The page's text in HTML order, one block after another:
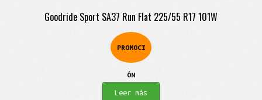
Goodride Sport SA37 Run Flat 225/55 R17 101W
PROMOCI
ÓN
Leer más